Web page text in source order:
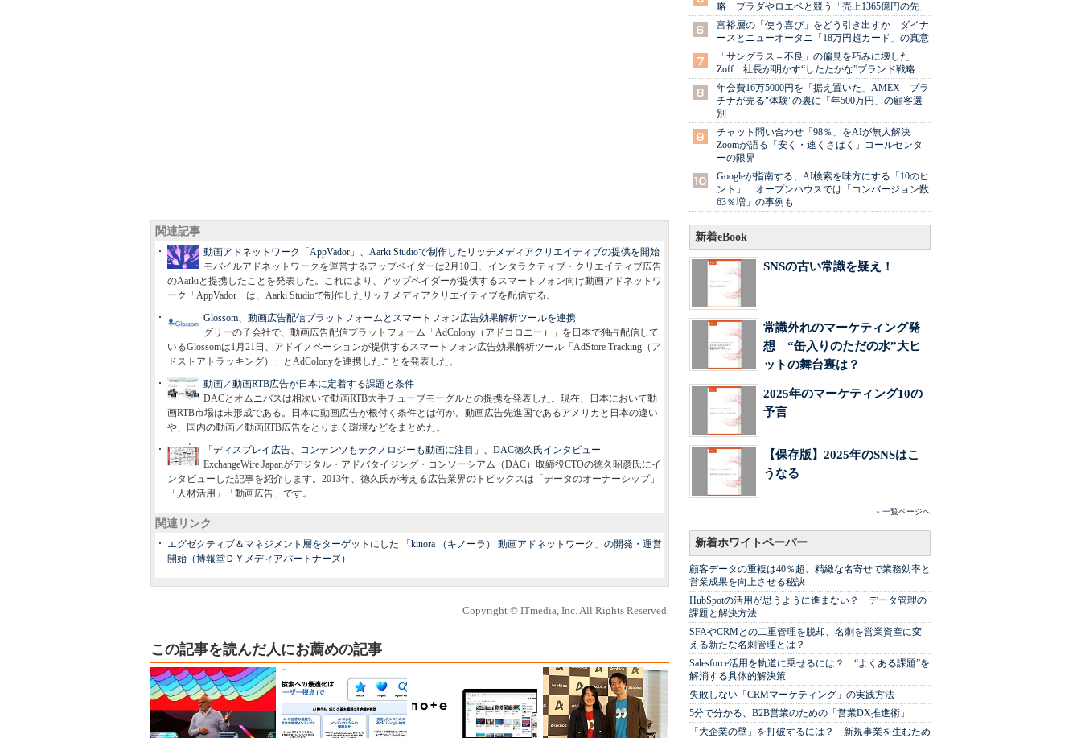
関連記事
動画アドネットワーク「AppVador」、Aarki Studioで制作したリッチメディアクリエイティブの提供を開始
モバイルアドネットワークを運営するアップベイダーは2月10日、インタラクティブ・クリエイティブ広告
のAarkiと提携したことを発表した。これにより、アップベイダーが提供するスマートフォン向け動画アドネットワ
ーク「AppVador」は、Aarki Studioで制作したリッチメディアクリエイティブを配信する。
Glossom、動画広告配信プラットフォームとスマートフォン広告効果解析ツールを連携
グリーの子会社で、動画広告配信プラットフォーム「AdColony（アドコロニー）」を日本で独占配信して
いるGlossomは1月21日、アドイノベーションが提供するスマートフォン広告効果解析ツール「AdStore Tracking（ア
ドストアトラッキング）」とAdColonyを連携したことを発表した。
動画／動画RTB広告が日本に定着する課題と条件
DACとオムニバスは相次いで動画RTB大手チューブモーグルとの提携を発表した。現在、日本において動
画RTB市場は未形成である。日本に動画広告が根付く条件とは何か。動画広告先進国であるアメリカと日本の違い
や、国内の動画／動画RTB広告をとりまく環境などをまとめた。
「ディスプレイ広告、コンテンツもテクノロジーも動画に注目」、DAC徳久氏インタビュー
ExchangeWire Japanがデジタル・アドバタイジング・コンソーシアム（DAC）取締役CTOの徳久昭彦氏にイ
ンタビューした記事を紹介します。2013年、徳久氏が考える広告業界のトピックスは「データのオーナーシップ」
「人材活用」「動画広告」です。
関連リンク
エグゼクティブ＆マネジメント層をターゲットにした 「kinora （キノーラ） 動画アドネットワーク」の開発・運営
開始（博報堂ＤＹメディアパートナーズ）
Copyright © ITmedia, Inc. All Rights Reserved.
この記事を読んだ人にお薦めの記事
略 プラダやロエベと競う「売上1365億円の先」
富裕層の「使う喜び」をどう引き出すか ダイナ
ースとニューオータニ「18万円超カード」の真意
「サングラス＝不良」の偏見を巧みに壊した
Zoff 社長が明かす“したたかな”ブランド戦略
年会費16万5000円を「据え置いた」AMEX プラ
チナが売る"体験"の裏に「年500万円」の顧客選
別
チャット問い合わせ「98％」をAIが無人解決
Zoomが語る「安く・速くさばく」コールセンタ
ーの限界
Googleが指南する、AI検索を味方にする「10のヒ
ント」 オープンハウスでは「コンバージョン数
63％増」の事例も
新着eBook
SNSの古い常識を疑え！
常識外れのマーケティング発
想 “缶入りのただの水”大ヒ
ットの舞台裏は？
2025年のマーケティング10の
予言
【保存版】2025年のSNSはこ
うなる
» 一覧ページへ
新着ホワイトペーパー
顧客データの重複は40％超、精緻な名寄せで業務効率と
営業成果を向上させる秘訣
HubSpotの活用が思うように進まない？ データ管理の
課題と解決方法
SFAやCRMとの二重管理を脱却、名刺を営業資産に変
える新たな名刺管理とは？
Salesforce活用を軌道に乗せるには？ “よくある課題”を
解消する具体的解決策
失敗しない「CRMマーケティング」の実践方法
5分で分かる、B2B営業のための「営業DX推進術」
「大企業の壁」を打破するには？ 新規事業を生むため